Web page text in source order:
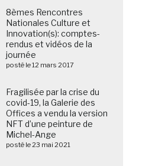
8èmes Rencontres
Nationales Culture et
Innovation(s): comptes-
rendus et vidéos de la
journée
posté le 12 mars 2017
Fragilisée par la crise du
covid-19, la Galerie des
Offices a vendu la version
NFT d’une peinture de
Michel-Ange
posté le 23 mai 2021